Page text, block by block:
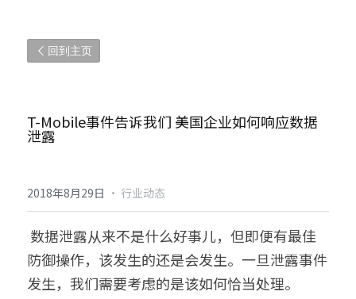
回到主页
T-Mobile事件告诉我们 美国企业如何响应数据
泄露
2018年8月29日 · 行业动态
防御操作，该发生的还是会发生。一旦泄露事件
发生，我们需要考虑的是该如何恰当处理。